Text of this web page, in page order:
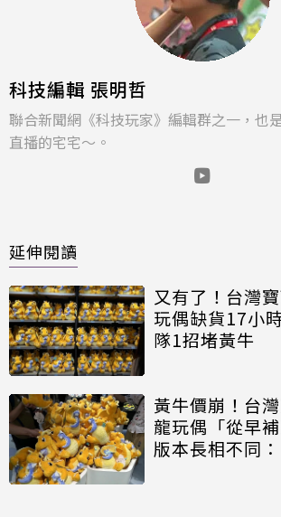
科技編輯 張明哲
聯合新聞網《科技玩家》編輯群之一，也
直播的宅宅～。
延伸閱讀
又有了！台灣
玩偶缺貨17小
隊1招堵黃牛
黃牛價崩！台
龍玩偶「從早
版本長相不同